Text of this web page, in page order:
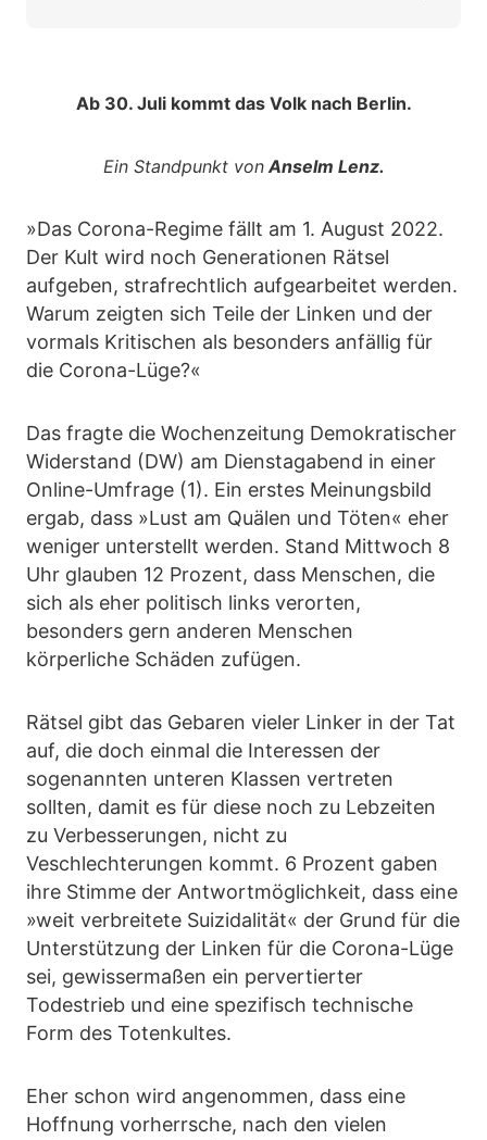
Ab 30. Juli kommt das Volk nach Berlin.
Ein Standpunkt vonAnselm Lenz.
»Das Corona-Regime fällt am 1. August 2022.
Der Kult wird noch Generationen Rätsel
aufgeben, strafrechtlich aufgearbeitet werden.
Warum zeigten sich Teile der Linken und der
vormals Kritischen als besonders anfällig für
die Corona-Lüge?«
Das fragte die Wochenzeitung Demokratischer
Widerstand (DW) am Dienstagabend in einer
Online-Umfrage (1). Ein erstes Meinungsbild
ergab, dass »Lust am Quälen und Töten« eher
weniger unterstellt werden. Stand Mittwoch 8
Uhr glauben 12 Prozent, dass Menschen, die
sich als eher politisch links verorten,
besonders gern anderen Menschen
körperliche Schäden zufügen.
Rätsel gibt das Gebaren vieler Linker in der Tat
auf, die doch einmal die Interessen der
sogenannten unteren Klassen vertreten
sollten, damit es für diese noch zu Lebzeiten
zu Verbesserungen, nicht zu
Veschlechterungen kommt. 6 Prozent gaben
ihre Stimme der Antwortmöglichkeit, dass eine
»weit verbreitete Suizidalität« der Grund für die
Unterstützung der Linken für die Corona-Lüge
sei, gewissermaßen ein pervertierter
Todestrieb und eine spezifisch technische
Form des Totenkultes.
Eher schon wird angenommen, dass eine
Hoffnung vorherrsche, nach den vielen